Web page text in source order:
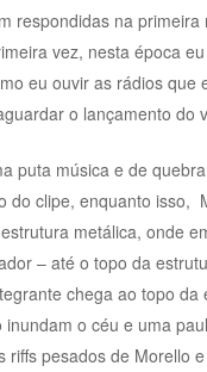
respondidas na
vez, nesta época
eu ouvir as rádios
o lançamento do
puta música e de
do clipe, enquanto isso,
metálica, onde
– até o topo da
chega ao topo
o céu e uma
pesados de Morello